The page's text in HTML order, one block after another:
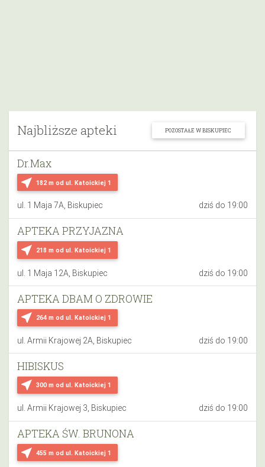
Najbliższe apteki POZOSTAŁE W BISKUPIEC
near_me 182 m od ul. Katoickiej 1
Dr.Max
ul. 1 Maja 7A, Biskupiec dziś do 19:00
near_me 218 m od ul. Katoickiej 1
APTEKA PRZYJAZNA
ul. 1 Maja 12A, Biskupiec dziś do 19:00
near_me 264 m od ul. Katoickiej 1
APTEKA DBAM O ZDROWIE
ul. Armii Krajowej 2A, Biskupiec dziś do 19:00
near_me 300 m od ul. Katoickiej 1
HIBISKUS
ul. Armii Krajowej 3, Biskupiec dziś do 19:00
near_me 455 m od ul. Katoickiej 1
APTEKA ŚW. BRUNONA